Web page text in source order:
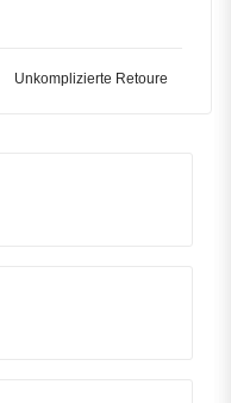
Unkomplizierte Retoure